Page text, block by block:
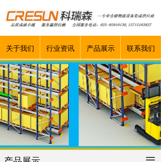
끀
关于我们 行业资讯 产品展示 联系我们